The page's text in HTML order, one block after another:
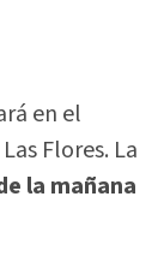
en el
Flores. La
la mañana